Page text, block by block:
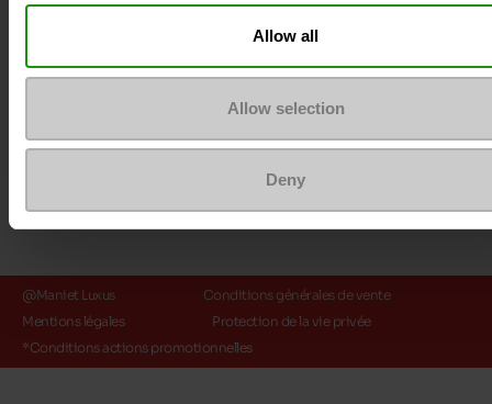
Allow all
Allow selection
Deny
@Maniet Luxus
Conditions générales de vente
Mentions légales
Protection de la vie privée
*Conditions actions promotionnelles